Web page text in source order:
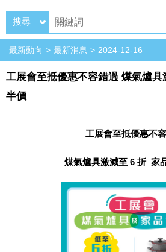
搜尋
最新動向 最新消息 2024-12-16
工展會至抵優惠不容錯過 煤氣爐
半價
工展會至抵優惠不
煤氣爐具激減至 6 折 家